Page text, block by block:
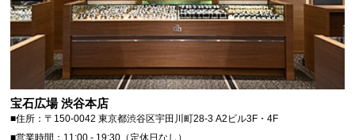
宝石広場 渋谷本店
■住所：〒150-0042 東京都渋谷区宇田川町28-3 A2ビル3F・4F
■営業時間：11:00 - 19:30（定休日なし）